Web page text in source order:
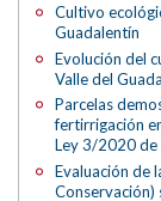
Cultivo
Guadalentín
Evolución del
Valle del
Parcelas
fertirrigación
Ley 3/2020 de
Evaluación de
Conservación)